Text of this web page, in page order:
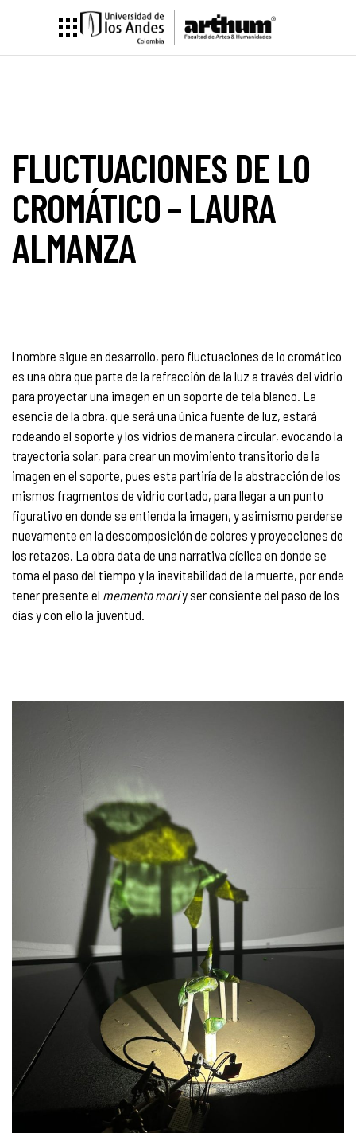
FLUCTUACIONES DE LO
CROMÁTICO – LAURA
ALMANZA
l nombre sigue en desarrollo, pero fluctuaciones de lo cromático
es una obra que parte de la refracción de la luz a través del vidrio
para proyectar una imagen en un soporte de tela blanco. La
esencia de la obra, que será una única fuente de luz, estará
rodeando el soporte y los vidrios de manera circular, evocando la
trayectoria solar, para crear un movimiento transitorio de la
imagen en el soporte, pues esta partiría de la abstracción de los
mismos fragmentos de vidrio cortado, para llegar a un punto
figurativo en donde se entienda la imagen, y asimismo perderse
nuevamente en la descomposición de colores y proyecciones de
los retazos. La obra data de una narrativa cíclica en donde se
toma el paso del tiempo y la inevitabilidad de la muerte, por ende
tener presente el memento moriy ser consiente del paso de los
días y con ello la juventud.